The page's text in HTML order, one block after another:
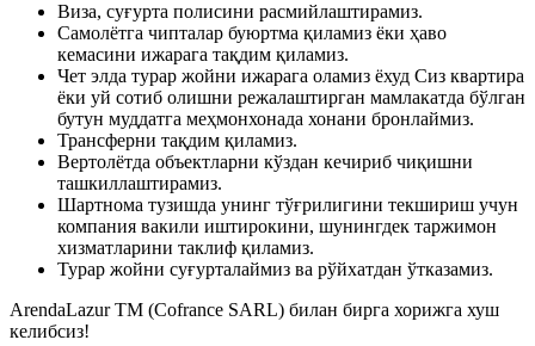
Виза, суғурта полисини расмийлаштирамиз.
Самолётга чипталар буюртма қиламиз ёки ҳаво
кемасини ижарага тақдим қиламиз.
Чет элда турар жойни ижарага оламиз ёхуд Сиз квартира
ёки уй сотиб олишни режалаштирган мамлакатда бўлган
бутун муддатга меҳмонхонада хонани бронлаймиз.
Трансферни тақдим қиламиз.
Вертолётда объектларни кўздан кечириб чиқишни
ташкиллаштирамиз.
Шартнома тузишда унинг тўғрилигини текшириш учун
компания вакили иштирокини, шунингдек таржимон
хизматларини таклиф қиламиз.
Турар жойни суғурталаймиз ва рўйхатдан ўтказамиз.
ArendaLazur TM (Cofrance SARL) билан бирга хорижга хуш
келибсиз!